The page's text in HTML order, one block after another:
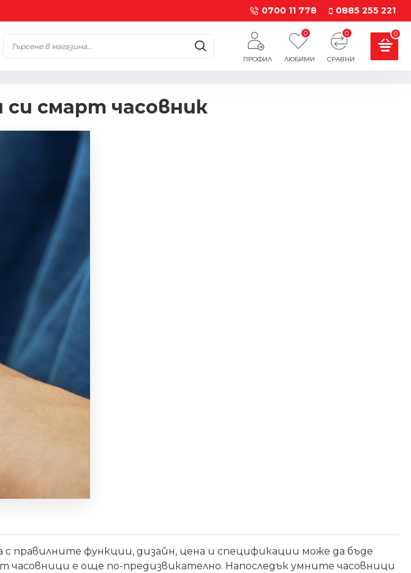
0700 11 778 0885 255 221
ПРОФИЛ ЛЮБИМИ
0
СРАВНИ
0 0
си смарт часовник
с правилните функции, дизайн, цена и спецификации може да бъде
е още по-предизвикателно. Напоследък умните часовници